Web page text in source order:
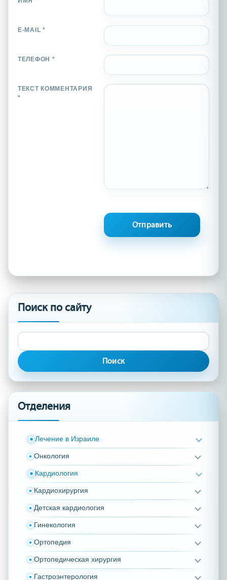
Поиск по сайту
Найти:
Отделения
Лечение в Израиле
Онкология
Кардиология
Кардиохирургия
Детская кардиология
Гинекология
Ортопедия
Ортопедическая хирургия
Гастроэнтерология
E-MAIL *
ТЕЛЕФОН *
ТЕКСТ КОММЕНТАРИЯ
*